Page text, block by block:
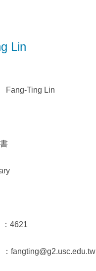
Lin
Fang-Ting Lin
4621
：fangting@g2.usc.edu.tw